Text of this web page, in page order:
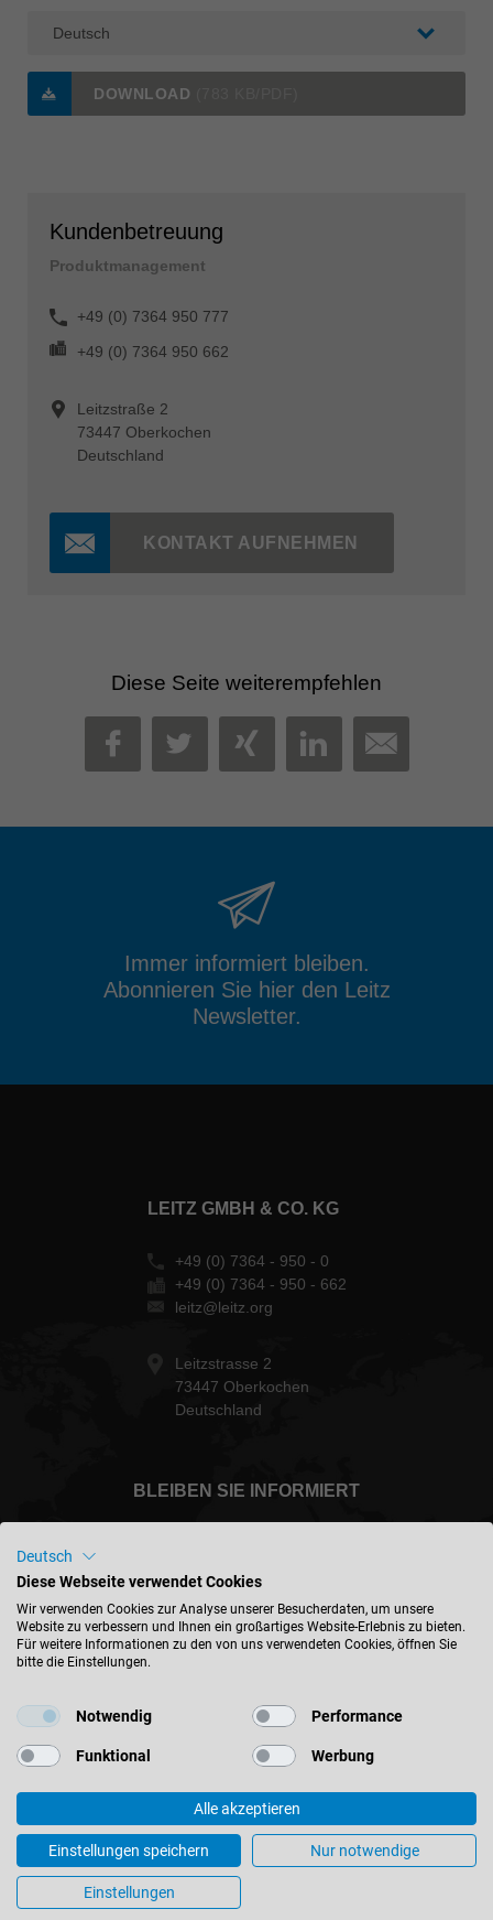
DOWNLOAD
Kundenbetreuung
Produktmanagement
+49 (0) 7364 950 777
+49 (0) 7364 950 662
Leitzstraße 2
73447 Oberkochen
Deutschland
KONTAKT AUFNEHMEN
Diese Seite weiterempfehlen
FACEBOOK
TWITTER
XINGLINKEDIN
MAIL
Immer informiert bleiben.
Abonnieren Sie hier den Leitz
Newsletter.
LEITZ GMBH & CO. KG
+49 (0) 7364 - 950 - 0
+49 (0) 7364 - 950 - 662
leitz@leitz.org
Leitzstrasse 2
73447 Oberkochen
Deutschland
BLEIBEN SIE INFORMIERT
International - deutsch
© 2026 Leitz GmbH & Co. KG
Impressum
Kontakt Datenschutz
AGB
Einkaufsbedingungen
Deutsch
Diese Webseite verwendet Cookies
Wir verwenden Cookies zur Analyse unserer Besucherdaten, um unsere
Website zu verbessern und Ihnen ein großartiges Website-Erlebnis zu bieten.
Für weitere Informationen zu den von uns verwendeten Cookies, öffnen Sie
bitte die Einstellungen.
Notwendig Performance
Funktional Werbung
Alle akzeptieren
Einstellungen speichern Nur notwendige
Einstellungen